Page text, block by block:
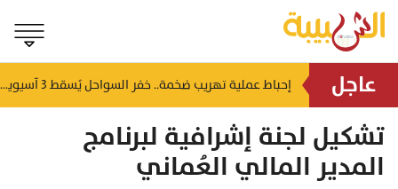
عاجل منذ ساعة إحباط عملية تهريب ضخمة.. خفر السواحل يُسقط 3 آسيويين بحوزتهم 66 كجم من الكريستال
تشكيل لجنة إشرافية لبرنامج
المدير المالي العُماني